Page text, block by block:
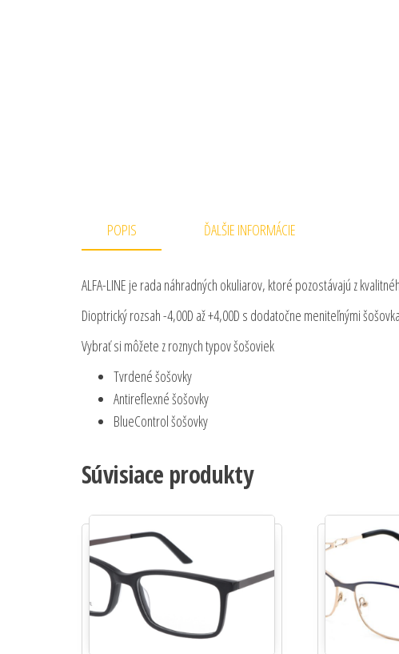
POPIS ĎALŠIE INFORMÁCIE
ALFA-LINE je rada náhradných okuliarov, ktoré pozostávajú z
Dioptrický rozsah -4,00D až +4,00D s dodatočne meniteľnými
Vybrať si môžete z roznych typov šošoviek
Tvrdené šošovky
Antireflexné šošovky
BlueControl šošovky
Súvisiace produkty